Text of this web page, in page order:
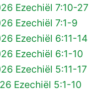
Ezechiël 7:10-27
Ezechiël 7:1-9
Ezechiël 6:11-14
Ezechiël 6:1-10
Ezechiël 5:11-17
Ezechiël 5:1-10